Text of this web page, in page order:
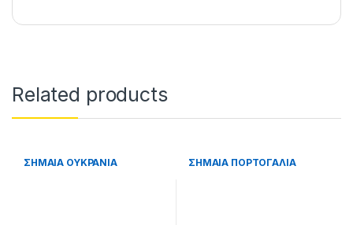
Related products
ΣΗΜΑΙΑ ΟΥΚΡΑΝΙΑ ΣΗΜΑΙΑ ΠΟΡΤΟΓΑΛΙΑ